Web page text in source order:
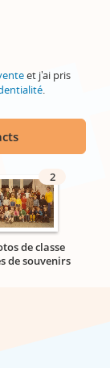
et j'ai pris
.
2
de classe
de souvenirs